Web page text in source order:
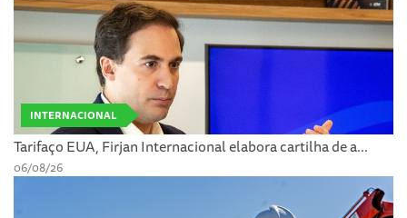
INTERNACIONAL
Tarifaço EUA, Firjan Internacional elabora cartilha de a...
06/08/26